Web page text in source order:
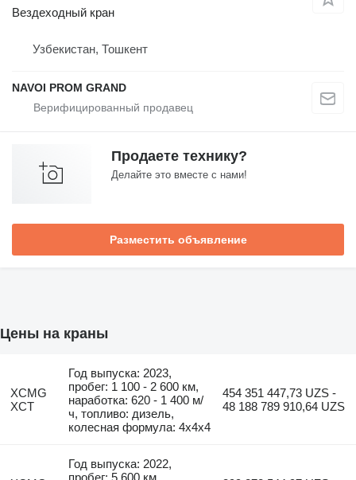
Вездеходный кран
Узбекистан, Тошкент
NAVOI PROM GRAND
Продаете технику?
Делайте это вместе с нами!
Разместить объявление
Цены на краны
XCMG
XCT
Год выпуска: 2023,
пробег: 1 100 - 2 600 км,
наработка: 620 - 1 400 м/
ч, топливо: дизель,
колесная формула: 4x4x4
454 351 447,73 UZS -
48 188 789 910,64 UZS
Год выпуска: 2022,
пробег: 5 600 км,